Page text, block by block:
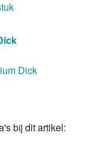
Dick
bij dit artikel: